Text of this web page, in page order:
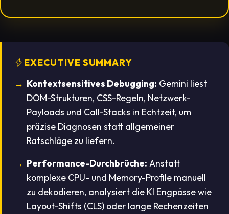
EXECUTIVE SUMMARY
Kontextsensitives Debugging: Gemini liest
DOM-Strukturen, CSS-Regeln, Netzwerk-
Payloads und Call-Stacks in Echtzeit, um
präzise Diagnosen statt allgemeiner
Ratschläge zu liefern.
Performance-Durchbrüche: Anstatt
komplexe CPU- und Memory-Profile manuell
zu dekodieren, analysiert die KI Engpässe wie
Layout-Shifts (CLS) oder lange Rechenzeiten